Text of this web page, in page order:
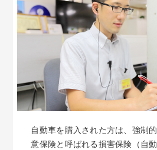
自動車を購入された方は、強制
意保険と呼ばれる損害保険（自